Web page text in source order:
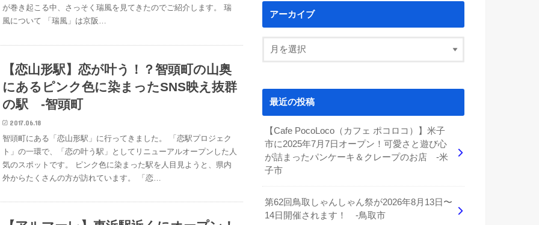
が巻き起こる中、さっそく瑞風を見てきたのでご紹介します。 瑞
風について 「瑞風」は京阪…
【恋山形駅】恋が叶う！？智頭町の山奥
にあるピンク色に染まったSNS映え抜群
の駅 -智頭町
2017.06.18
智頭町にある「恋山形駅」に行ってきました。 「恋駅プロジェク
ト」の一環で、「恋の叶う駅」としてリニューアルオープンした人
気のスポットです。 ピンク色に染まった駅を人目見ようと、県内
外からたくさんの方が訪れています。 「恋…
アーカイブ
最近の投稿
【Cafe PocoLoco（カフェ ポコロコ）】米子
市に2025年7月7日オープン！可愛さと遊び心
が詰まったパンケーキ＆クレープのお店 -米
子市
第62回鳥取しゃんしゃん祭が2026年8月13日〜
14日開催されます！ -鳥取市